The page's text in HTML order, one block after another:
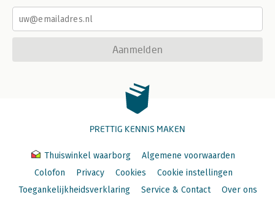
Aanmelden
PRETTIG KENNIS MAKEN
Thuiswinkel waarborg
Algemene voorwaarden
Colofon
Privacy Cookies
Cookie instellingen
Toegankelijkheidsverklaring
Service & Contact Over ons